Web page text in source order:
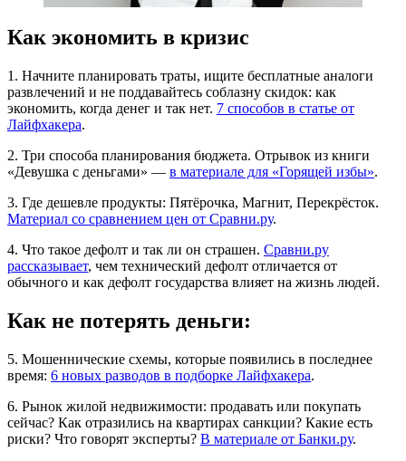
Как экономить в кризис
1. Начните планировать траты, ищите бесплатные аналоги
развлечений и не поддавайтесь соблазну скидок: как
экономить, когда денег и так нет. 7 способов в статье от
Лайфхакера.
2. Три способа планирования бюджета. Отрывок из книги
«Девушка с деньгами» — в материале для «Горящей избы».
3. Где дешевле продукты: Пятёрочка, Магнит, Перекрёсток.
Материал со сравнением цен от Сравни.ру.
4. Что такое дефолт и так ли он страшен. Сравни.ру
рассказывает, чем технический дефолт отличается от
обычного и как дефолт государства влияет на жизнь людей.
Как не потерять деньги:
5. Мошеннические схемы, которые появились в последнее
время: 6 новых разводов в подборке Лайфхакера.
6. Рынок жилой недвижимости: продавать или покупать
сейчас? Как отразились на квартирах санкции? Какие есть
риски? Что говорят эксперты? В материале от Банки.ру.